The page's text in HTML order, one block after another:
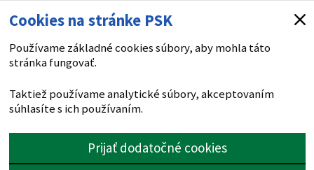
Cookies na stránke PSK
Používame základné cookies súbory, aby mohla táto
stránka fungovať.
Taktiež používame analytické súbory, akceptovaním
súhlasíte s ich používaním.
Prijať dodatočné cookies